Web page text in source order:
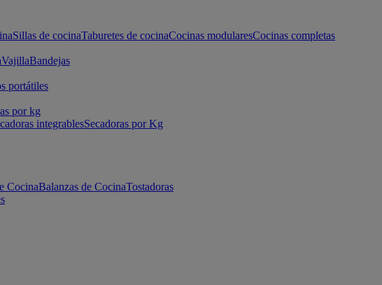
Sillas de cocinaTaburetes de cocinaCocinas modularesCocinas completas
VajillaBandejas
portátiles
por kg
integrablesSecadoras por Kg
CocinaBalanzas de CocinaTostadoras